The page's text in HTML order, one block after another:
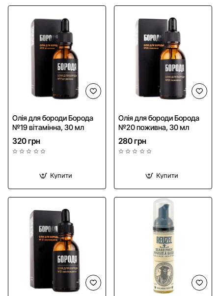
Олія для бороди Борода
№19 вітамінна, 30 мл
320 грн
Купити
Олія для бороди Борода
№20 поживна, 30 мл
280 грн
Купити